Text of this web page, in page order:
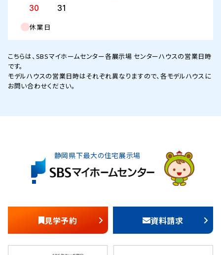
30 31
休業日
こちらは、SBSマイホームセンター各展示場 センターハウスの営業日時
です。
モデルハウスの営業日時はそれぞれ異なりますので、各モデルハウスに
お問い合わせください。
静岡県下最大の住宅展示場
見学予約 資料請求